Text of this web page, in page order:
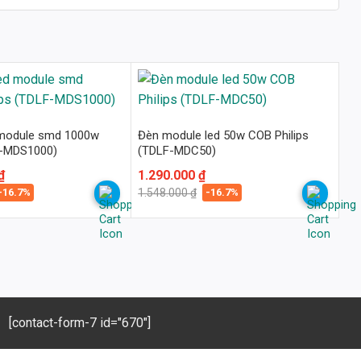
smd 1000w
Đèn module led 50w COB Philips
(TDLF-MDC50)
1.548.000₫
Giá
gốc
là:
1.290.000₫
Giá
hiện
tại
1.290.000 ₫.
-16.7%
[contact-form-7 id="670"]